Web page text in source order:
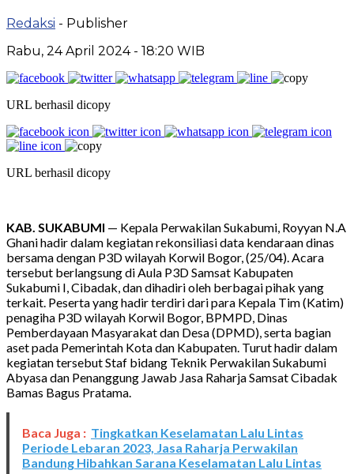
Redaksi - Publisher
Rabu, 24 April 2024 - 18:20 WIB
URL berhasil dicopy
URL berhasil dicopy
KAB. SUKABUMI — Kepala Perwakilan Sukabumi, Royyan N.A
Ghani hadir dalam kegiatan rekonsiliasi data kendaraan dinas
bersama dengan P3D wilayah Korwil Bogor, (25/04).Acara
tersebut berlangsung di Aula P3D Samsat Kabupaten
Sukabumi I, Cibadak, dan dihadiri oleh berbagai pihak yang
terkait. Peserta yang hadir terdiri dari para Kepala Tim (Katim)
penagiha P3D wilayah Korwil Bogor, BPMPD, Dinas
Pemberdayaan Masyarakat dan Desa (DPMD), serta bagian
aset pada Pemerintah Kota dan Kabupaten. Turut hadir dalam
kegiatan tersebut Staf bidang Teknik Perwakilan Sukabumi
Abyasa dan Penanggung Jawab Jasa RaharjaSamsat Cibadak
Bamas Bagus Pratama.
Baca Juga : Tingkatkan Keselamatan Lalu Lintas
Periode Lebaran 2023, Jasa Raharja Perwakilan
Bandung Hibahkan Sarana Keselamatan Lalu Lintas